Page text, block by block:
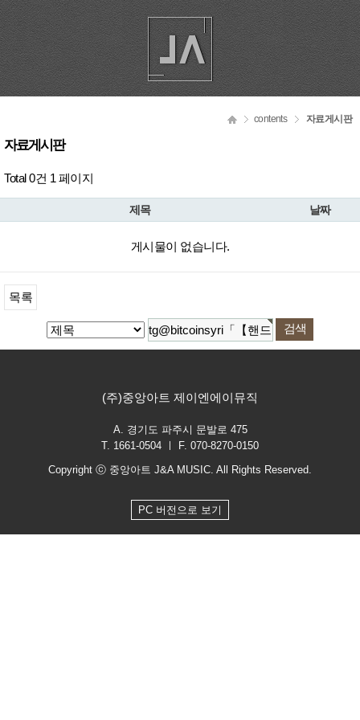
contents 자료게시판
자료게시판
Total 0건 1 페이지
제목 날짜
게시물이 없습니다.
목록
(주)중앙아트 제이엔에이뮤직
A. 경기도 파주시 문발로 475
T. 1661-0504 ㅣ F. 070-8270-0150
Copyright ⓒ 중앙아트 J&A MUSIC. All Rights Reserved.
PC 버전으로 보기